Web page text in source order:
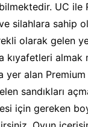
UC ile
silahlara sahip
olarak gelen
kıyafetleri almak
yer alan Premium
sandıkları
için gereken